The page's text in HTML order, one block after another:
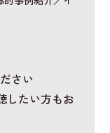
さい
したい方もお